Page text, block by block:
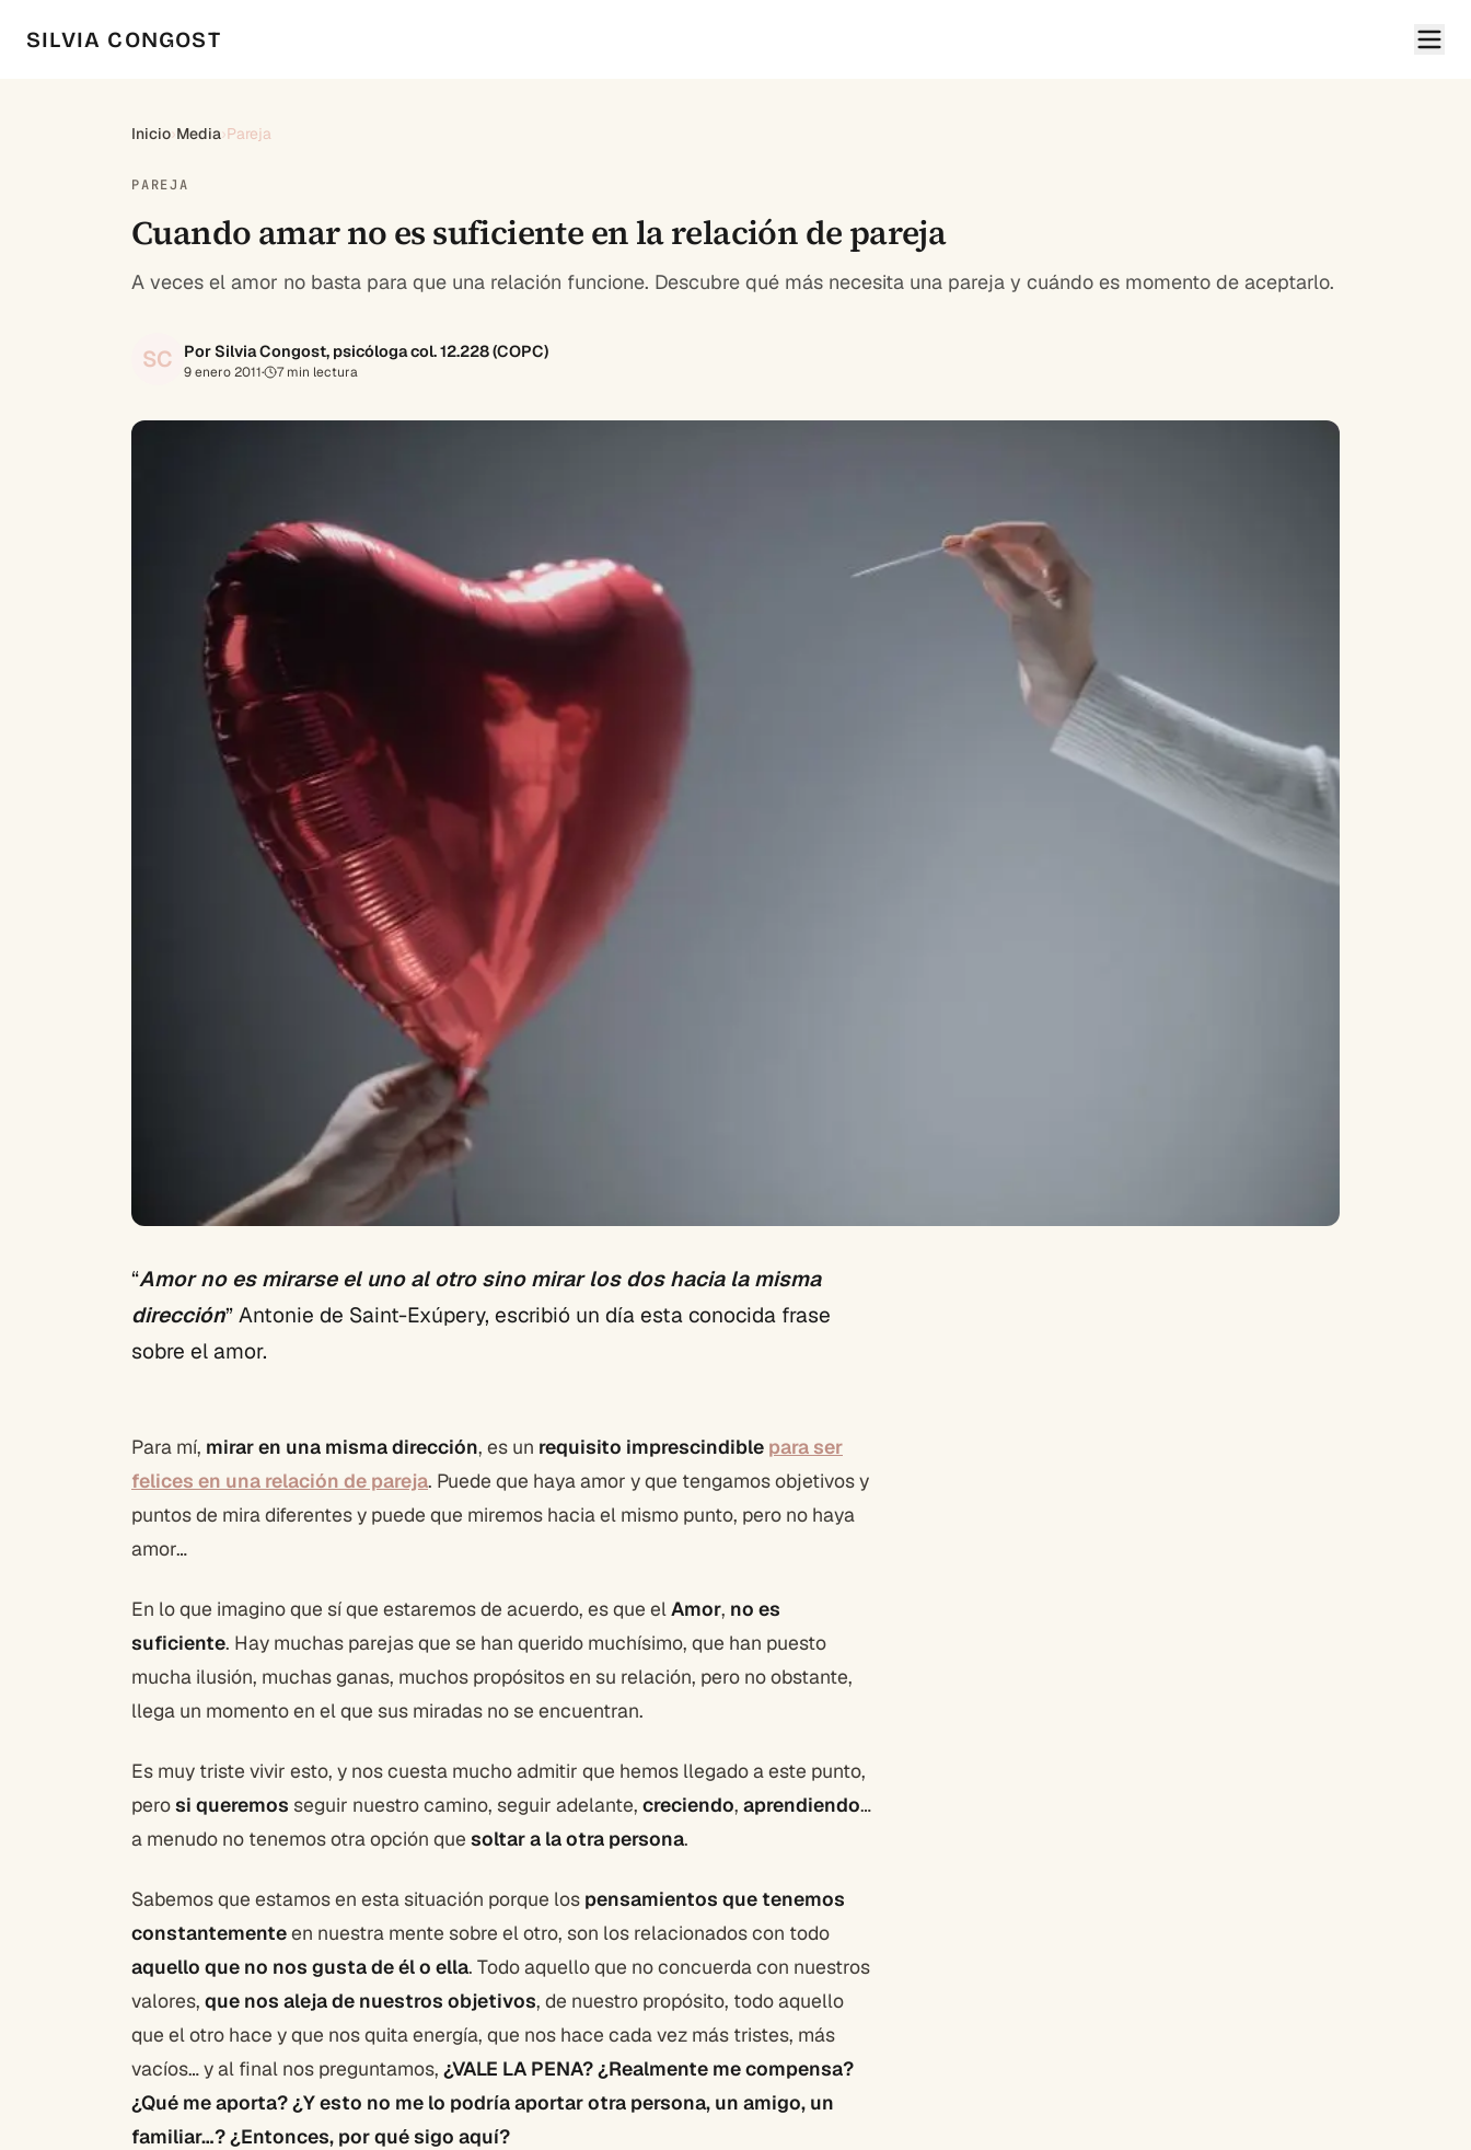
SILVIA CONGOST
Inicio›Media›Pareja
PAREJA
Cuando amar no es suficiente en la relación de pareja
A veces el amor no basta para que una relación funcione. Descubre qué más necesita una pareja y cuándo es momento de aceptarlo.
SC Por Silvia Congost, psicóloga col. 12.228 (COPC)
9 enero 2011· 7min lectura
“Amor no es mirarse el uno al otro sino mirar los dos hacia la misma
dirección” Antonie de Saint-Exúpery, escribió un día esta conocida frase
sobre el amor.
Para mí, mirar en una misma dirección, es un requisito imprescindible para ser
felices en una relación de pareja. Puede que haya amor y que tengamos objetivos y
puntos de mira diferentes y puede que miremos hacia el mismo punto, pero no haya
amor…
En lo que imagino que sí que estaremos de acuerdo, es que el Amor, no es
suficiente. Hay muchas parejas que se han querido muchísimo, que han puesto
mucha ilusión, muchas ganas, muchos propósitos en su relación, pero no obstante,
llega un momento en el que sus miradas no se encuentran.
Es muy triste vivir esto, y nos cuesta mucho admitir que hemos llegado a este punto,
perosi queremos seguir nuestro camino, seguir adelante, creciendo, aprendiendo…
a menudo no tenemos otra opción que soltar a la otra persona.
Sabemos que estamos en esta situación porque los pensamientos que tenemos
constantementeen nuestra mente sobre el otro, son los relacionados con todo
aquello que no nos gusta de él o ella. Todo aquello que no concuerda con nuestros
valores, que nos aleja de nuestros objetivos, de nuestro propósito, todo aquello
que el otro hace y que nos quita energía, que nos hace cada vez más tristes, más
vacíos… y al final nos preguntamos, ¿VALE LA PENA? ¿Realmente me compensa?
¿Qué me aporta? ¿Y esto no me lo podría aportar otra persona, un amigo, un
familiar…? ¿Entonces, por qué sigo aquí?